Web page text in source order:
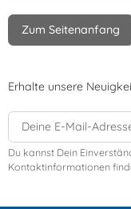
Zum Seitenanfang
Erhalte unsere
Du kannst Dein
Kontaktinformationen